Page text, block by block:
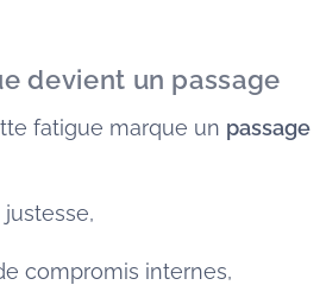
devient un passage
fatigue marque un passage
compromis internes,